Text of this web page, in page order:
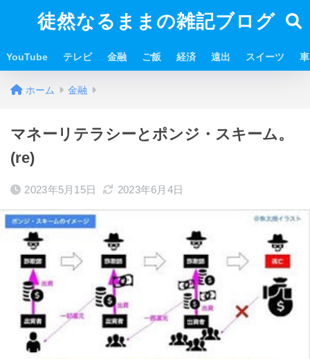
徒然なるままの雑記ブログ
YouTube テレビ 金融 ご飯 経済 遠出 スイーツ 車
ホーム 金融
マネーリテラシーとポンジ・スキーム。
(re)
2023年5月15日 2023年6月4日